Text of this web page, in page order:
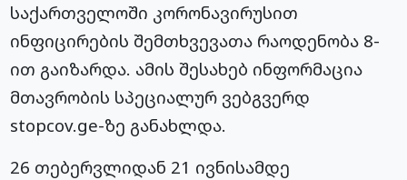
საქართველოში კორონავირუსით
ინფიცირების შემთხვევათა რაოდენობა 8-
ით გაიზარდა. ამის შესახებ ინფორმაცია
მთავრობის სპეციალურ ვებგვერდ
stopcov.ge-ზე განახლდა.
26 თებერვლიდან 21 ივნისამდე